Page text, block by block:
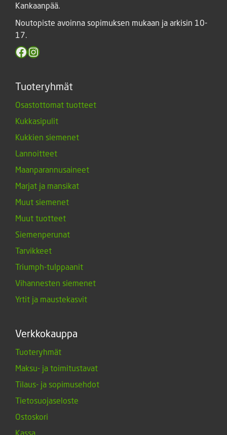
Kankaanpää.
Noutopiste avoinna sopimuksen mukaan ja arkisin 10-
17.
Facebook
Instagram
Tuoteryhmät
Osastottomat tuotteet
Kukkasipulit
Kukkien siemenet
Lannoitteet
Maanparannusaineet
Marjat ja mansikat
Muut siemenet
Muut tuotteet
Siemenperunat
Tarvikkeet
Triumph-tulppaanit
Vihannesten siemenet
Yrtit ja maustekasvit
Verkkokauppa
Tuoteryhmät
Maksu- ja toimitustavat
Tilaus- ja sopimusehdot
Tietosuojaseloste
Ostoskori
Kassa